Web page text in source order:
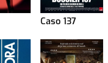
Caso 137